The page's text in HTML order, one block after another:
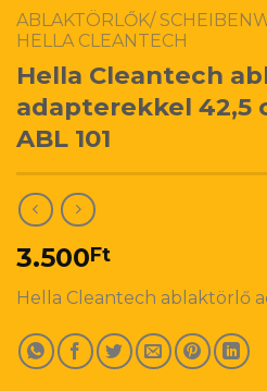
ABLAKTÖRLŐK/
HELLA CLEANTECH
Hella Cleantech
adapterekkel 42,5
ABL 101
3.500Ft
Hella Cleantech ablaktörlő